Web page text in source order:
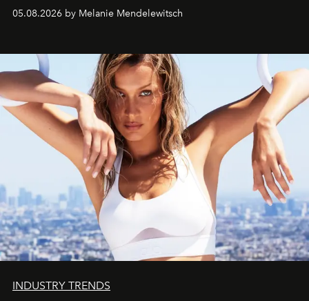
de vivre Romain dans toute son élégance intemporelle.
05.08.2026 by Melanie Mendelewitsch
INDUSTRY TRENDS